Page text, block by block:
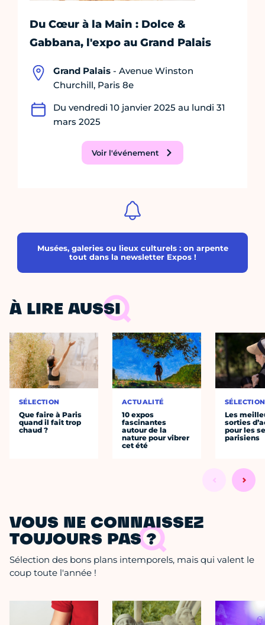
Du Cœur à la Main : Dolce &
Gabbana, l'expo au Grand Palais
Grand Palais - Avenue Winston
Churchill, Paris 8e
Du vendredi 10 janvier 2025 au lundi 31
mars 2025
Voir l'événement
Musées, galeries ou lieux culturels : on arpente
tout dans la newsletter Expos !
À LIRE AUSSI
SÉLECTION
Que faire à Paris
quand il fait trop
chaud ?
ACTUALITÉ
10 expos
fascinantes
autour de la
nature pour vibrer
cet été
SÉLECTION
Les
sorties
pour les
parisiens
VOUS NE CONNAISSEZ
TOUJOURS PAS ?
Sélection des bons plans intemporels, mais qui valent le
coup toute l'année !